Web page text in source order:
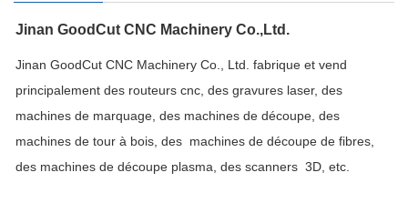
Jinan GoodCut CNC Machinery Co.,Ltd.
Jinan GoodCut CNC Machinery Co., Ltd. fabrique et vend
principalement des routeurs cnc, des gravures laser, des
machines de marquage, des machines de découpe, des
machines de tour à bois, des machines de découpe de fibres,
des machines de découpe plasma, des scanners 3D, etc.